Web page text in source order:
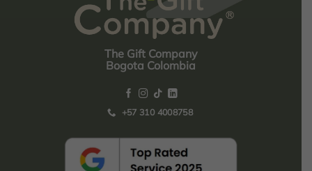
The Gift Company
Bogota Colombia
+57 310 4008758